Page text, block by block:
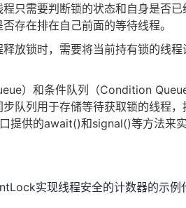
只需要判断锁的状态和自身是否
存在排在自己前面的等待线程。
放锁时，需要将当前持有锁的线
）和条件队列（Condition
队列用于存储等待获取锁的线程
提供的await()和signal()等方法来实
实现线程安全的计数器的示例